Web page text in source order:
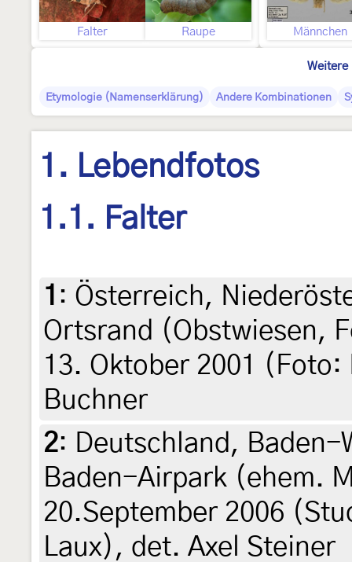
Falter Raupe Männchen
Weitere
Etymologie (Namenserklärung) Andere Kombinationen
1. Lebendfotos
1.1. Falter
1 : Österreich,
Ortsrand (Obstwiesen,
13. Oktober 2001
Buchner
2: Deutschland,
Baden-Airpark (ehem.
20.September 2006
Laux), det. Axel Steiner